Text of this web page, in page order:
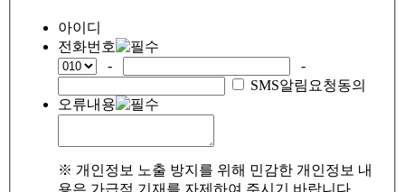
아이디
전화번호
-
-
SMS알림요청동의
오류내용
※ 개인정보 노출 방지를 위해 민감한 개인정보 내
용은 가급적 기재를 자제하여 주시기 바랍니다.